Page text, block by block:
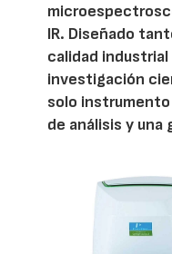
IR. Diseñado
calidad industrial
investigación
solo
de análisis y una